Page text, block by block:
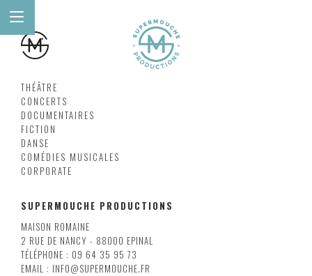
THÉÂTRE
CONCERTS
DOCUMENTAIRES
FICTION
DANSE
COMÉDIES MUSICALES
CORPORATE
SUPERMOUCHE PRODUCTIONS
MAISON ROMAINE
2 RUE DE NANCY - 88000 EPINAL
TÉLÉPHONE : 09 64 35 95 73
EMAIL : INFO@SUPERMOUCHE.FR